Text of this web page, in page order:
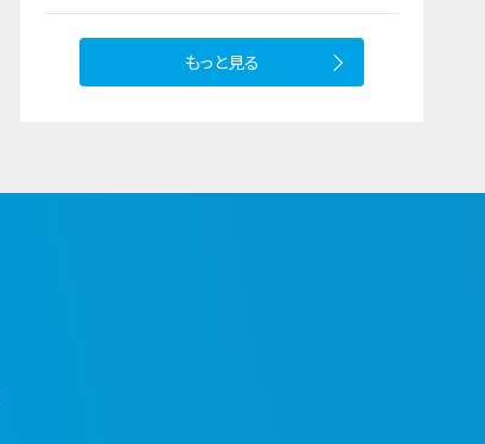
もっと見る